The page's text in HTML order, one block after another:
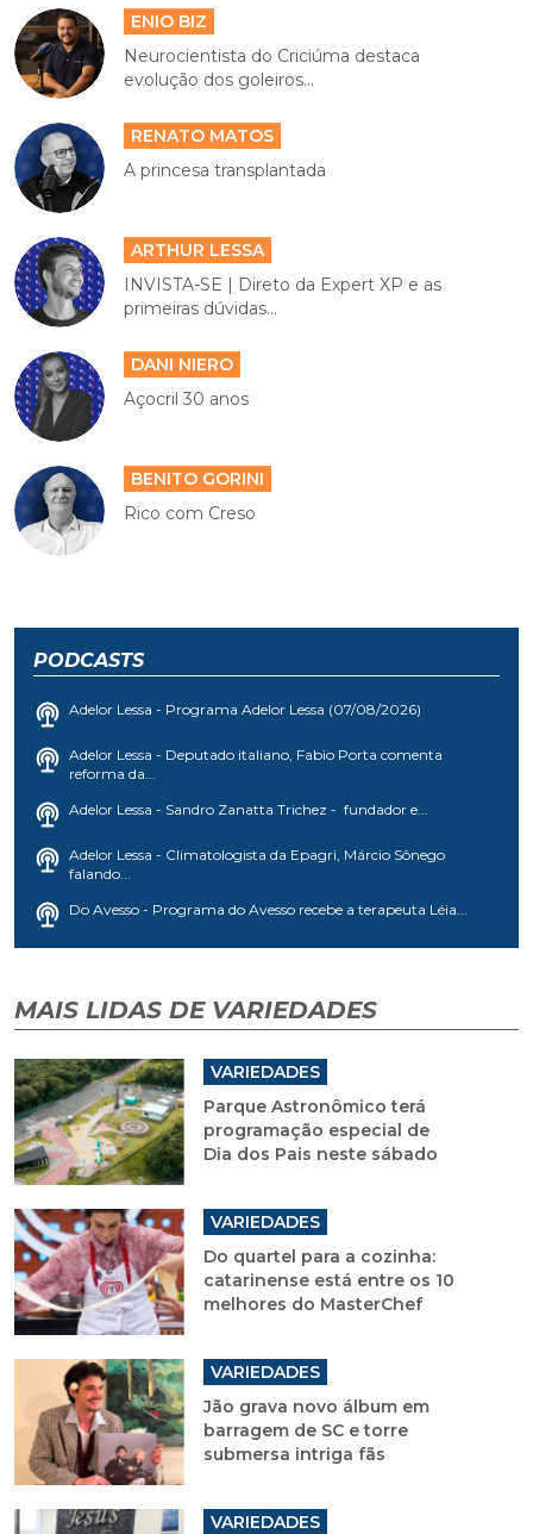
ENIO BIZ
Neurocientista do Criciúma destaca
evolução dos goleiros...
RENATO MATOS
A princesa transplantada
ARTHUR LESSA
INVISTA-SE | Direto da Expert XP e as
primeiras dúvidas...
DANI NIERO
Açocril 30 anos
BENITO GORINI
Rico com Creso
PODCASTS
Adelor Lessa - Programa Adelor Lessa (07/08/2026)
Adelor Lessa - Deputado italiano, Fabio Porta comenta
reforma da...
Adelor Lessa - Sandro Zanatta Trichez - fundador e...
Adelor Lessa - Climatologista da Epagri, Márcio Sônego
falando...
Do Avesso - Programa do Avesso recebe a terapeuta Léia...
MAIS LIDAS DE VARIEDADES
VARIEDADES
Parque Astronômico terá
programação especial de
Dia dos Pais neste sábado
VARIEDADES
Do quartel para a cozinha:
catarinense está entre os 10
melhores do MasterChef
VARIEDADES
Jão grava novo álbum em
barragem de SC e torre
submersa intriga fãs
VARIEDADES